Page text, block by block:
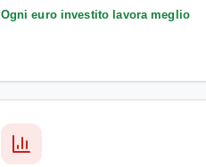
Ogni euro investito lavora meglio